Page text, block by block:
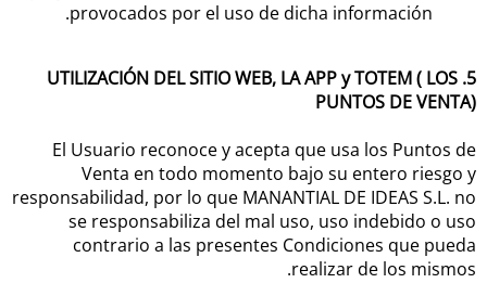
provocados por el uso de dicha información.
5. UTILIZACIÓN DEL SITIO WEB, LA APP y TOTEM ( LOS
PUNTOS DE VENTA)
El Usuario reconoce y acepta que usa los Puntos de
Venta en todo momento bajo su entero riesgo y
responsabilidad, por lo que MANANTIAL DE IDEAS S.L. no
se responsabiliza del mal uso, uso indebido o uso
contrario a las presentes Condiciones que pueda
realizar de los mismos.